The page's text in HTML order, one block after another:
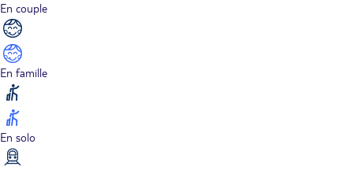
En couple
En famille
En solo